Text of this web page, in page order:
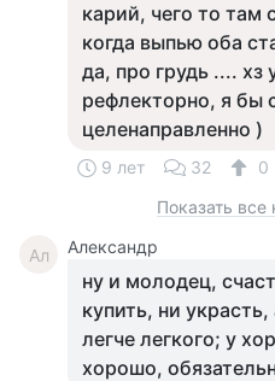
карий, чего то там
когда выпью оба
да, про грудь .... хз
рефлекторно, я бы
целенаправленно )
9 лет 32
0
Показать
Ал Александр
ну и молодец,
купить, ни
легче легкого; у
хорошо,